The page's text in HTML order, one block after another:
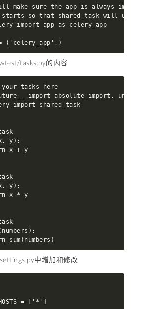
make sure the app is always imported
starts so that shared_task will use
import app as celery_app
('celery_app',)
tasks.py的内容
tasks here
import absolute_import,
import shared_task
y):
x + y
y):
x * y
sum(numbers)
中增加和修改
= ['*']